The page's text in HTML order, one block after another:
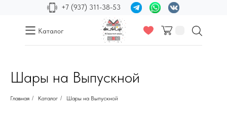
+7 (937) 311-38-53
Каталог
Шары на Выпускной
Главная / Каталог / Шары на Выпускной